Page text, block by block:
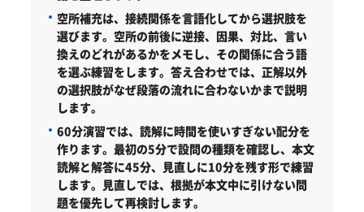
空所補充は、接続関係を言語化してから選択肢を
選びます。 空所の前後に逆接、因果、対比、言い
換えのどれがあるかをメモし、その関係に合う語
を選ぶ練習をします。答え合わせでは、正解以外
の選択肢がなぜ段落の流れに合わないかまで説明
します。
60分演習では、読解に時間を使いすぎない配分を
作ります。 最初の5分で設問の種類を確認し、本文
読解と解答に45分、見直しに10分を残す形で練習
します。見直しでは、根拠が本文中に引けない問
題を優先して再検討します。